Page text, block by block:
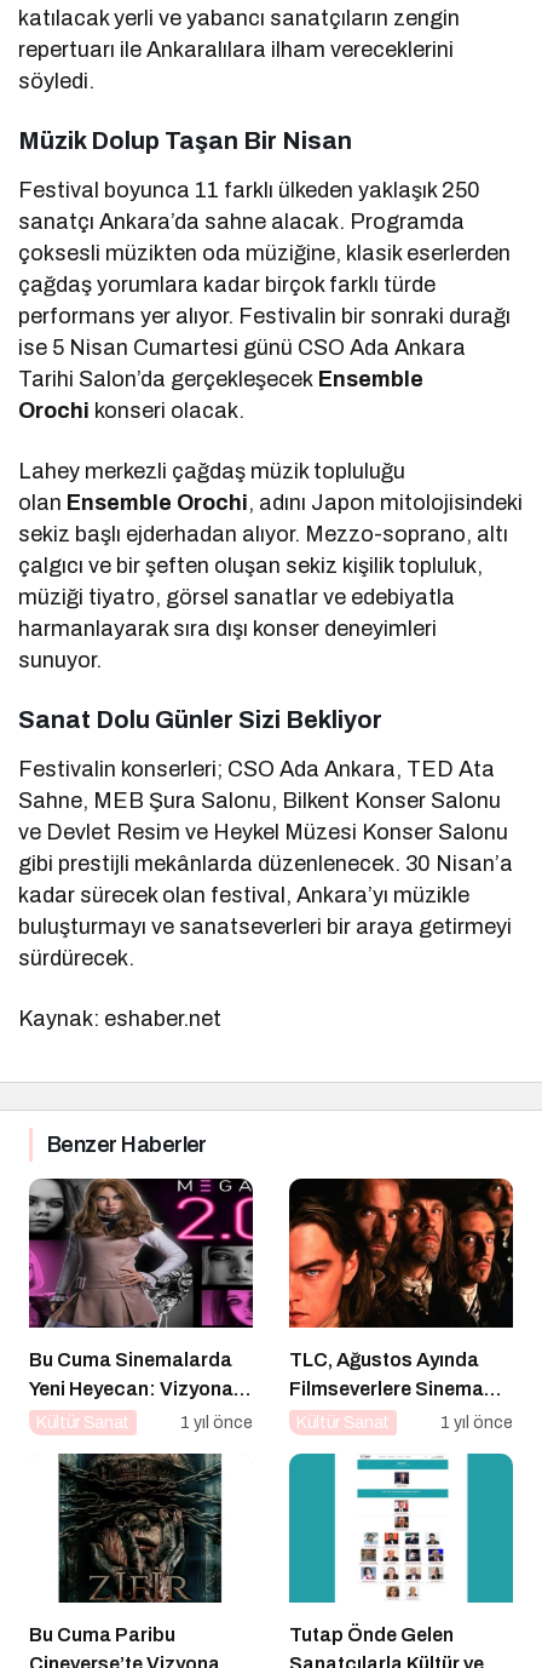
katılacak yerli ve yabancı sanatçıların zengin
repertuarı ile Ankaralılara ilham vereceklerini
söyledi.
Müzik Dolup Taşan Bir Nisan
Festival boyunca 11 farklı ülkeden yaklaşık 250
sanatçı Ankara’da sahne alacak. Programda
çoksesli müzikten oda müziğine, klasik eserlerden
çağdaş yorumlara kadar birçok farklı türde
performans yer alıyor. Festivalin bir sonraki durağı
ise 5 Nisan Cumartesi günü CSO Ada Ankara
Tarihi Salon’da gerçekleşecek Ensemble
Orochi konseri olacak.
Lahey merkezli çağdaş müzik topluluğu
olan Ensemble Orochi, adını Japon mitolojisindeki
sekiz başlı ejderhadan alıyor. Mezzo-soprano, altı
çalgıcı ve bir şeften oluşan sekiz kişilik topluluk,
müziği tiyatro, görsel sanatlar ve edebiyatla
harmanlayarak sıra dışı konser deneyimleri
sunuyor.
Sanat Dolu Günler Sizi Bekliyor
Festivalin konserleri; CSO Ada Ankara, TED Ata
Sahne, MEB Şura Salonu, Bilkent Konser Salonu
ve Devlet Resim ve Heykel Müzesi Konser Salonu
gibi prestijli mekânlarda düzenlenecek. 30 Nisan’a
kadar sürecek olan festival, Ankara’yı müzikle
buluşturmayı ve sanatseverleri bir araya getirmeyi
sürdürecek.
Kaynak: eshaber.net
Benzer Haberler
Bu Cuma Sinemalarda
Yeni Heyecan: Vizyona
Girecek Filmler Belli
Kültür Sanat 1 yıl önce
TLC, Ağustos Ayında
Filmseverlere Sinema
Dolu Akşamlar Sunuyor
Kültür Sanat 1 yıl önce
Bu Cuma Paribu
Tutap Önde Gelen